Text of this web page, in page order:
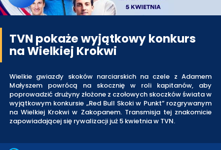
TVN pokaże wyjątkowy konkurs
na Wielkiej Krokwi
Wielkie gwiazdy skoków narciarskich na czele z Adamem
Małyszem powrócą na skocznię w roli kapitanów, aby
poprowadzić drużyny złożone z czołowych skoczków świata w
wyjątkowym konkursie „Red Bull Skoki w Punkt” rozgrywanym
na Wielkiej Krokwi w Zakopanem. Transmisja tej znakomicie
zapowiadającej się rywalizacji już 5 kwietnia w TVN.